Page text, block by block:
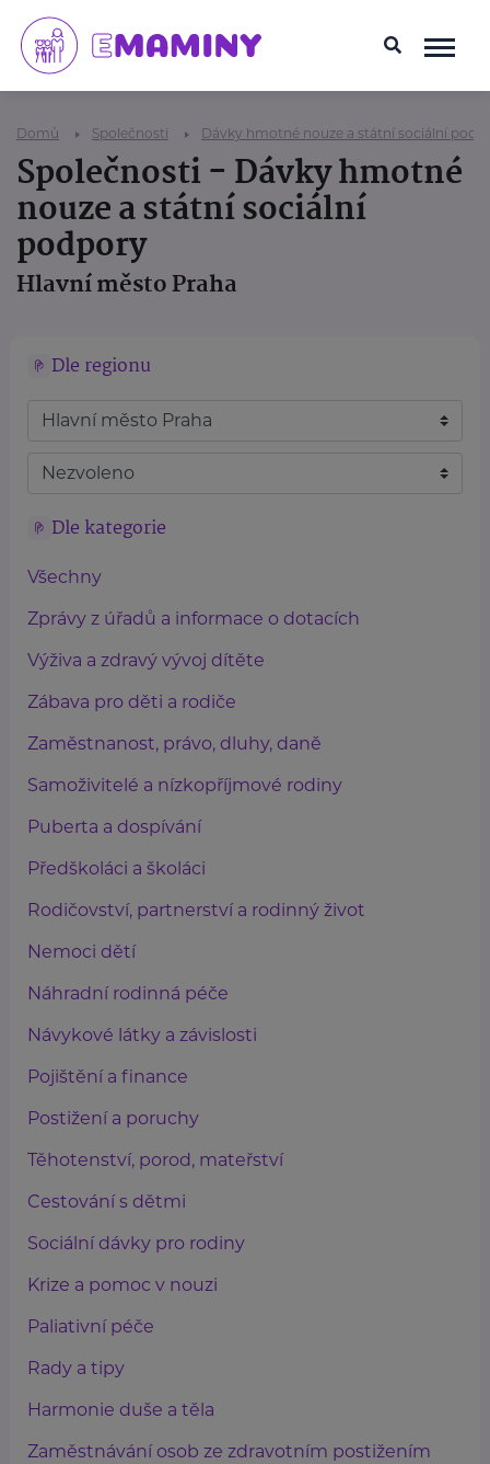
Domů Společnosti Dávky hmotné nouze a státní sociální
Společnosti - Dávky hmotné
nouze a státní sociální
podpory
Hlavní město Praha
Dle regionu
Dle kategorie
Všechny
Zprávy z úřadů a informace o dotacích
Výživa a zdravý vývoj dítěte
Zábava pro děti a rodiče
Zaměstnanost, právo, dluhy, daně
Samoživitelé a nízkopříjmové rodiny
Puberta a dospívání
Předškoláci a školáci
Rodičovství, partnerství a rodinný život
Nemoci dětí
Náhradní rodinná péče
Návykové látky a závislosti
Pojištění a finance
Postižení a poruchy
Těhotenství, porod, mateřství
Cestování s dětmi
Sociální dávky pro rodiny
Krize a pomoc v nouzi
Paliativní péče
Rady a tipy
Harmonie duše a těla
Zaměstnávání osob ze zdravotním postižením